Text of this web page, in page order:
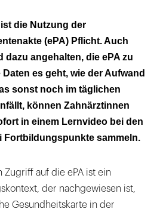
CME-Punkte
die Nutzung der
(ePA) Pflicht. Auch
dazu angehalten, die ePA zu
es geht, wie der Aufwand
sonst noch im täglichen
können Zahnärztinnen
in einem Lernvideo bei den
Fortbildungspunkte sammeln.
Zugriff auf die ePA ist ein
der nachgewiesen ist,
Gesundheitskarte in der